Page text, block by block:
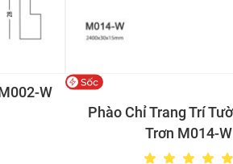
W
Phào Chỉ Trang Trí
Trơn M014-W